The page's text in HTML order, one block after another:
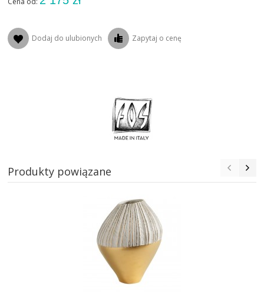
Dodaj do ulubionych Zapytaj o cenę
Produkty powiązane